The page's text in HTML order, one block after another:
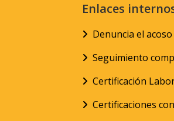
Enlaces
Denuncia el
Seguimiento
Certificación
Certificaciones